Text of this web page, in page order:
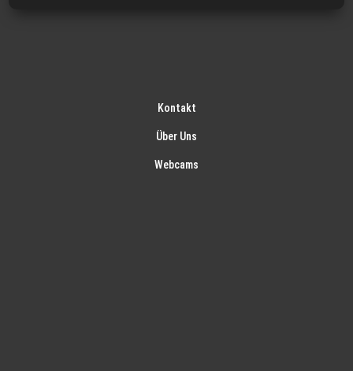
Kontakt
Über Uns
Webcams